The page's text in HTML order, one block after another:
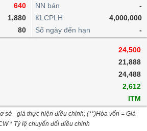
640
1,880
80
NN bán
-
KLCPLH
4,000,000
Số ngày đến hạn
-
24,500
21,888
24,488
2,612
ITM
sở - giá thực hiện điều chỉnh; (**)Hòa vốn = Giá
* Tỷ lệ chuyển đổi điều chỉnh